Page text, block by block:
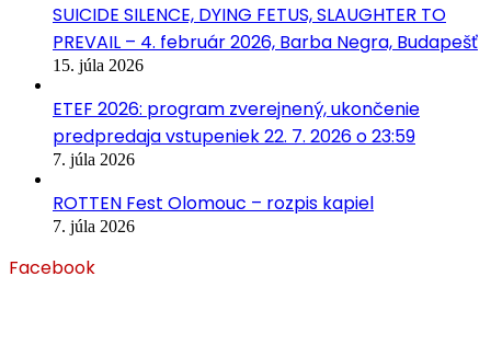
SUICIDE SILENCE, DYING FETUS, SLAUGHTER TO
PREVAIL – 4. február 2026, Barba Negra, Budapešť
15. júla 2026
ETEF 2026: program zverejnený, ukončenie
predpredaja vstupeniek 22. 7. 2026 o 23:59
7. júla 2026
ROTTEN Fest Olomouc – rozpis kapiel
7. júla 2026
Facebook